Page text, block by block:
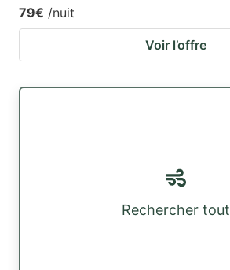
79€ /nuit
Voir l’offre
Rechercher tout